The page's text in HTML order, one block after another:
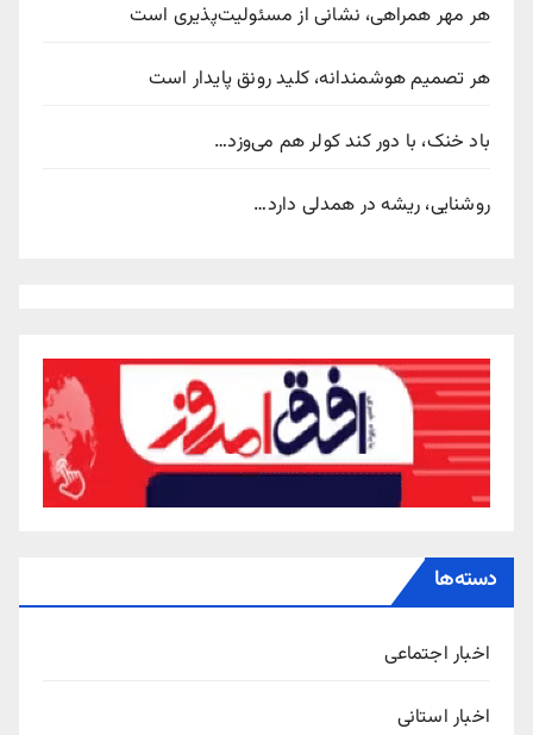
هر مهر همراهی، نشانی از مسئولیت‌پذیری است
هر تصمیم هوشمندانه، کلید رونق پایدار است
باد خنک، با دور کند کولر هم می‌وزد…
روشنایی، ریشه در همدلی دارد…
دسته‌ها
اخبار اجتماعی
اخبار استانی